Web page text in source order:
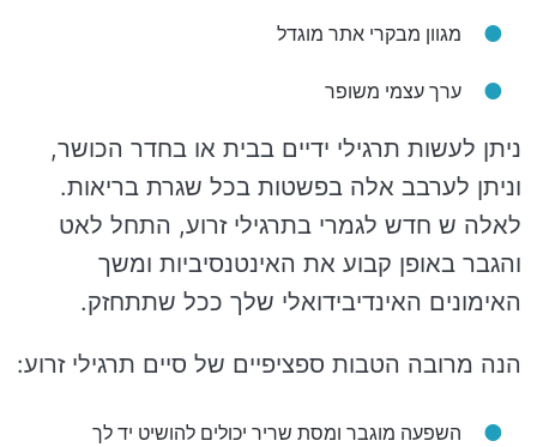
מגוון מבקרי אתר מוגדל
ערך עצמי משופר
ניתן לעשות תרגילי ידיים בבית או בחדר הכושר,
וניתן לערבב אלה בפשטות בכל שגרת בריאות.
לאלה ש חדש לגמרי בתרגילי זרוע, התחל לאט
והגבר באופן קבוע את האינטנסיביות ומשך
האימונים האינדיבידואלי שלך ככל שתתחזק.
הנה מרובה הטבות ספציפיים של סיים תרגילי זרוע:
השפעה מוגבר ומסת שריר יכולים להושיט יד לך